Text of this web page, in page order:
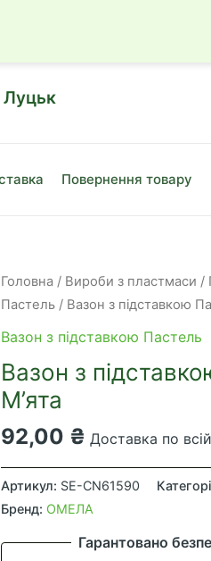
Повернення товару
Головна / Вироби з пластмаси /
Пастель / Вазон з підставкою
Вазон з підставкою Пастель
Вазон з
М’ята
92,00 ₴ Доставка по всій
Вазон
з
підставкою
Артикул: SE-CN61590
Бренд: ОМЕЛА
Гарантовано